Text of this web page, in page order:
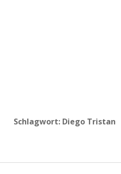
Schlagwort: Diego Tristan